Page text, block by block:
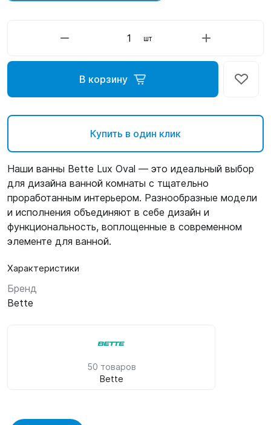
шт
В корзину
Купить в один клик
Наши ванны Bette Lux Oval — это идеальный выбор
для дизайна ванной комнаты с тщательно
проработанным интерьером. Разнообразные модели
и исполнения объединяют в себе дизайн и
функциональность, воплощенные в современном
элементе для ванной.
Характеристики
Бренд
Bette
50 товаров
Bette